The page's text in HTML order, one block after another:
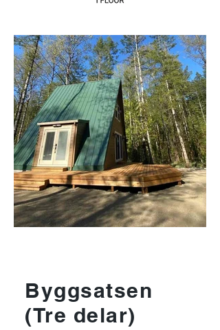
Byggsatsen
(Tre delar)